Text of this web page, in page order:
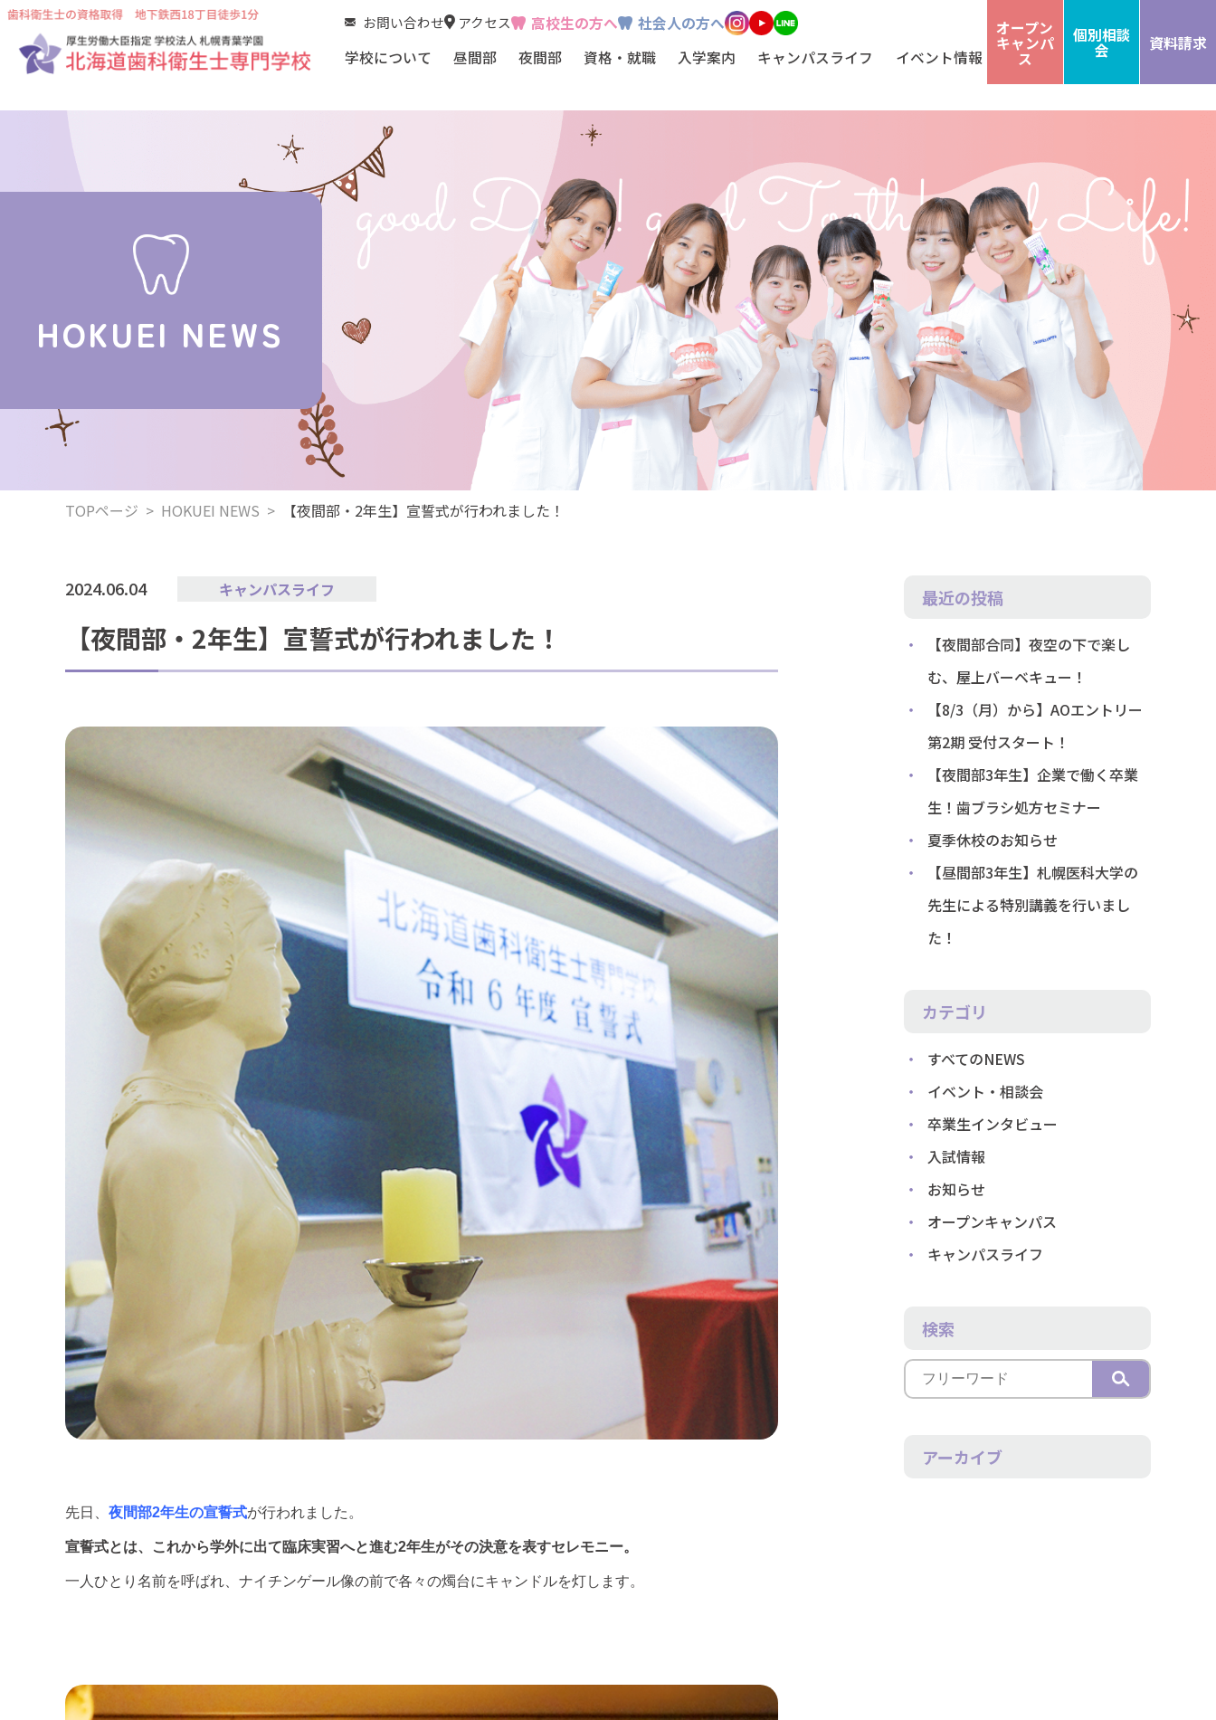
お問い合わせ アクセス 高校生の方へ
社会人の方へ
学校について
歯科衛生士とは
HOKUEIが選ばれる理由
本学園について
施設・設備
職業実践専門課程
昼間部
昼間部
臨床実習（昼間部）
カリキュラム（昼間部）
夜間部
夜間部
臨床実習（夜間部）
夜間部への進学
カリキュラム（夜間部）
資格・就職
国家試験サポート
就職実績
活躍する先輩たち
入学案内
募集要項
インターネット出願
動画で分かる出願方法
学費について
奨学金・各種支援制度
高校生支援
社会人支援
キャンパスライフ
年間スケジュール
卒業生インタビュー
キャンパスライフブログ
イベント情報
オープンキャンパス
オープンキャンパスに参加した先輩たちの
個別相談会
オープンキャンパス 交通費補助制度
夜間部授業見学会
オープン
キャンパ
ス
個別相談
会 資料請求
HOKUEI NEWS
TOPページ > HOKUEI NEWS > 【夜間部・2年生】宣誓式が行われました！
2024.06.04 キャンパスライフ
【夜間部・2年生】宣誓式が行われました！
先日、 夜間部2年生の宣誓式が行われました。
宣誓式とは、これから学外に出て臨床実習へと進む2年生がその決意を表すセレモニー。
一人ひとり名前を呼ばれ、ナイチンゲール像の前で各々の燭台にキャンドルを灯します。
最近の投稿
【夜間部合同】夜空の下で楽し
む、屋上バーベキュー！
【8/3（月）から】AOエントリー
第2期 受付スタート！
【夜間部3年生】企業で働く卒業
生！歯ブラシ処方セミナー
夏季休校のお知らせ
【昼間部3年生】札幌医科大学の
先生による特別講義を行いまし
た！
カテゴリ
すべてのNEWS
イベント・相談会
卒業生インタビュー
入試情報
お知らせ
オープンキャンパス
キャンパスライフ
検索
アーカイブ